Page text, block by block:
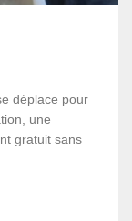
déplace pour
une
gratuit sans